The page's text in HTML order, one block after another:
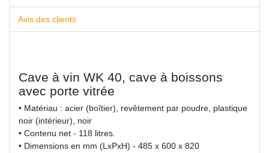
Avis des clients
Cave à vin WK 40, cave à boissons
avec porte vitrée
• Matériau : acier (boîtier), revêtement par poudre, plastique
noir (intérieur), noir
• Contenu net - 118 litres.
• Dimensions en mm (LxPxH) - 485 x 600 x 820